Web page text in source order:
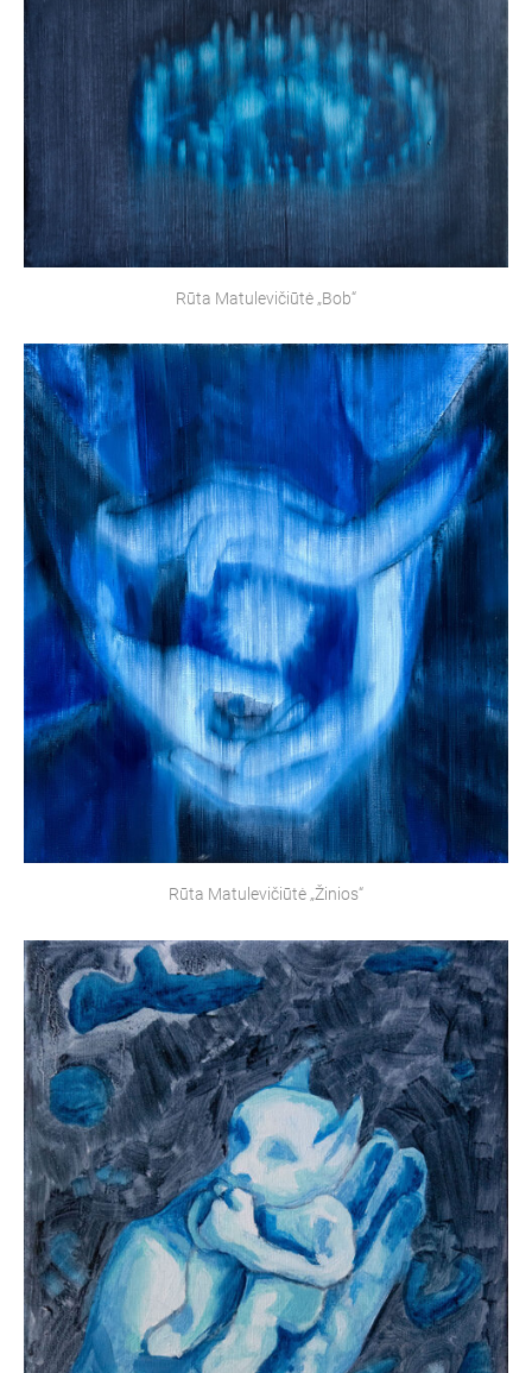
Rūta Matulevičiūtė „Bob“
Rūta Matulevičiūtė „Žinios“